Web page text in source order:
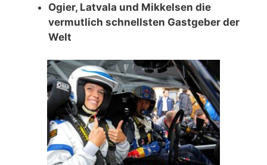
Ogier, Latvala und Mikkelsen die
vermutlich schnellsten Gastgeber der
Welt